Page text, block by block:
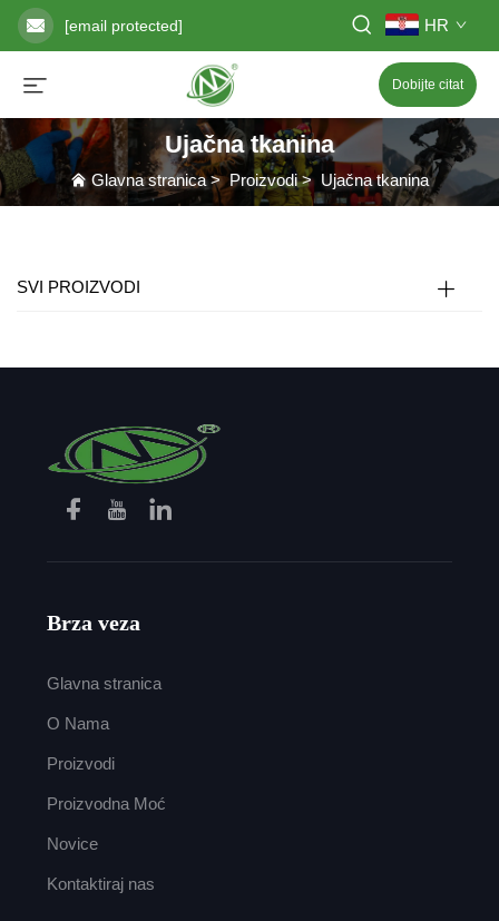
[email protected] HR
Dobijte citat
Ujačna tkanina
Glavna stranica>Proizvodi> Ujačna tkanina
SVI PROIZVODI
Brza veza
Glavna stranica
O Nama
Proizvodi
Proizvodna Moć
Novice
Kontaktiraj nas